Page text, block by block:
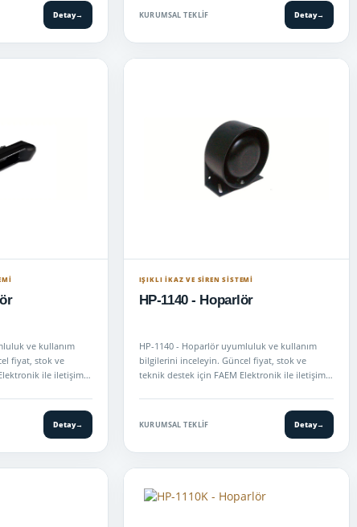
Detay→ KURUMSAL TEKLIF Detay→
ve kullanım
fiyat, stok ve
ile iletişime
Detay→
IŞIKLI İKAZ VE SİREN SİSTEMİ
HP-1140 - Hoparlör
HP-1140 - Hoparlör uyumluluk ve kullanım
bilgilerini inceleyin. Güncel fiyat, stok ve
teknik destek için FAEM Elektronik ile iletişime
KURUMSAL TEKLIF Detay→